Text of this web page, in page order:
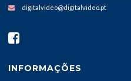
digitalvideo@digitalvideo.pt
INFORMAÇÕES